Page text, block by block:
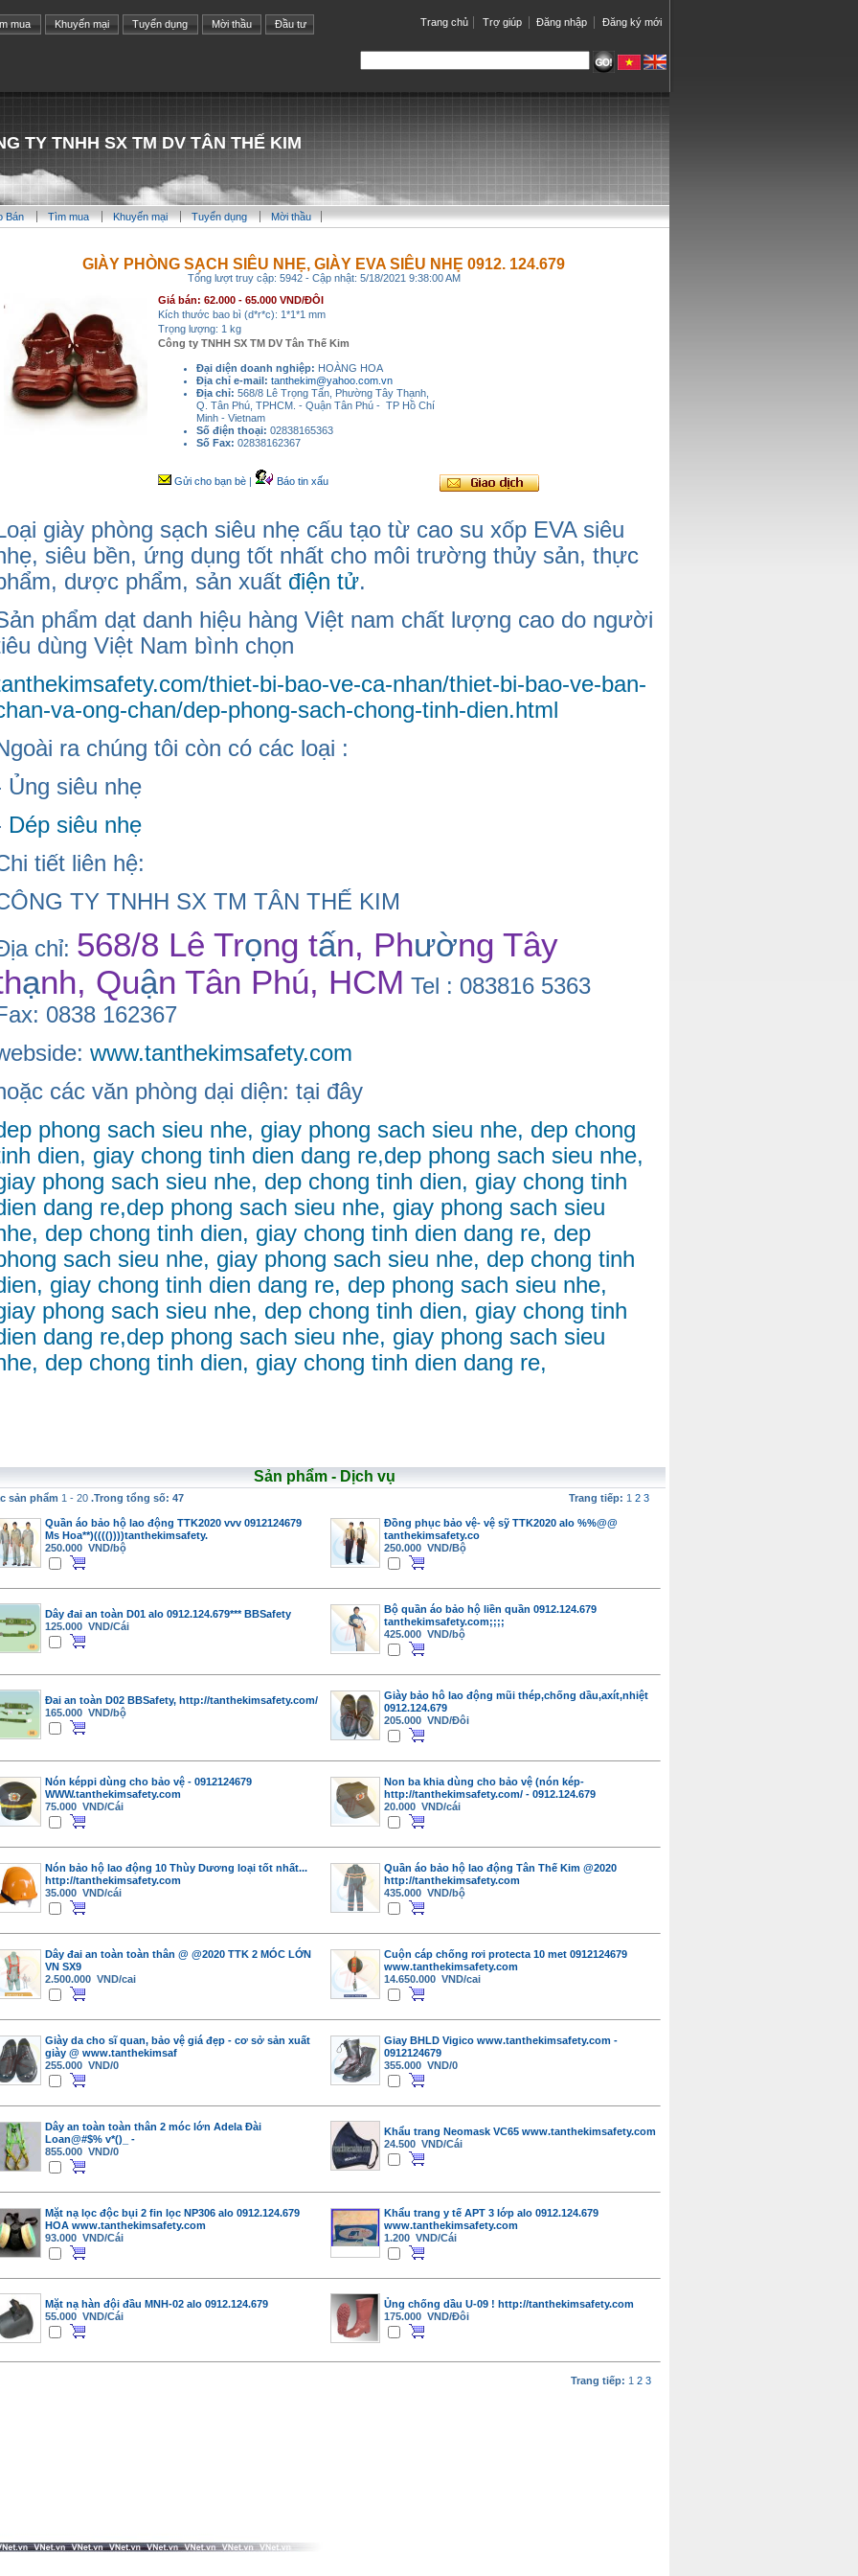
Trang chủ Trợ giúp Đăng nhập Đăng ký mới
mua Khuyến mại Tuyển dụng Mời thầu Đầu tư
TY TNHH SX TM DV TÂN THẾ KIM
Bán Tìm mua Khuyến mại Tuyển dụng Mời thầu
GIÀY PHÒNG SẠCH SIÊU NHẸ, GIÀY EVA SIÊU NHẸ 0912. 124.679
Tổng lượt truy cập: 5942 - Cập nhật: 5/18/2021 9:38:00 AM
Giá bán: 62.000 - 65.000 VND/ĐÔI
Kích thước bao bì (d*r*c): 1*1*1 mm
Trọng lượng: 1 kg
Công ty TNHH SX TM DV Tân Thế Kim
Đại diện doanh nghiệp: HOÀNG HOA
Địa chỉ e-mail: tanthekim@yahoo.com.vn
Địa chỉ: 568/8 Lê Trọng Tấn, Phường Tây Thạnh,
Q. Tân Phú, TPHCM. - Quận Tân Phú - TP Hồ Chí
Minh - Vietnam
Số điện thoại: 02838165363
Số Fax: 02838162367
Gửi cho bạn bè Báo tin xấu
giày phòng sạch siêu nhẹ cấu tạo từ cao su xốp EVA siêu
siêu bền, ứng dụng tốt nhất cho môi trường thủy sản, thực
dược phẩm, sản xuất điện tử.
phẩm dạt danh hiệu hàng Việt nam chất lượng cao do người
dùng Việt Nam bình chọn
thiet-bi-bao-ve-ca-nhan/thiet-bi-bao-ve-ban-
va-ong-chan/dep-phong-sach-chong-tinh-dien.html
ra chúng tôi còn có các loại :
Ủng siêu nhẹ
Dép siêu nhẹ
tiết liên hệ:
TY TNHH SX TM TÂN THẾ KIM
chỉ: 568/8 Lê Trọng tấn, Phường Tây
ạnh, Quận Tân Phú, HCM Tel : 083816 5363
0838 162367
www.tanthekimsafety.com
các văn phòng dại diện: tại đây
phong sach sieu nhe, giay phong sach sieu nhe, dep chong
dien, giay chong tinh dien dang re,dep phong sach sieu nhe,
phong sach sieu nhe, dep chong tinh dien, giay chong tinh
dang re,dep phong sach sieu nhe, giay phong sach sieu
dep chong tinh dien, giay chong tinh dien dang re, dep
sach sieu nhe, giay phong sach sieu nhe, dep chong tinh
giay chong tinh dien dang re, dep phong sach sieu nhe,
phong sach sieu nhe, dep chong tinh dien, giay chong tinh
dang re,dep phong sach sieu nhe, giay phong sach sieu
dep chong tinh dien, giay chong tinh dien dang re,
Sản phẩm - Dịch vụ
sản phẩm 1 - 20 .Trong tổng số: 47 Trang tiếp: 1 2 3
Quần áo bảo hộ lao động TTK2020 vvv 0912124679
Ms Hoa**)(((())))tanthekimsafety.
250.000 VND/bộ
Đồng phục bảo vệ- vệ sỹ TTK2020 alo %%@@
tanthekimsafety.co
250.000 VND/Bộ
Dây đai an toàn D01 alo 0912.124.679*** BBSafety
125.000 VND/Cái
Bộ quần áo bảo hộ liền quần 0912.124.679
tanthekimsafety.com;;;;
425.000 VND/bộ
Đai an toàn D02 BBSafety, http://tanthekimsafety.com/
165.000 VND/bộ
Giày bảo hô lao động mũi thép,chống dầu,axít,nhiệt
0912.124.679
205.000 VND/Đôi
Nón képpi dùng cho bảo vệ - 0912124679
WWW.tanthekimsafety.com
75.000 VND/Cái
Non ba khia dùng cho bảo vệ (nón kép-
http://tanthekimsafety.com/ - 0912.124.679
20.000 VND/cái
Nón bảo hộ lao động 10 Thùy Dương loại tốt nhất...
http://tanthekimsafety.com
35.000 VND/cái
Quần áo bảo hộ lao động Tân Thế Kim @2020
http://tanthekimsafety.com
435.000 VND/bộ
Dây đai an toàn toàn thân @ @2020 TTK 2 MÓC LỚN
VN SX9
2.500.000 VND/cai
Cuộn cáp chống rơi protecta 10 met 0912124679
www.tanthekimsafety.com
14.650.000 VND/cai
Giày da cho sĩ quan, bảo vệ giá đẹp - cơ sở sản xuất
giày @ www.tanthekimsaf
255.000 VND/0
Giay BHLD Vigico www.tanthekimsafety.com -
0912124679
355.000 VND/0
Dây an toàn toàn thân 2 móc lớn Adela Đài
Loan@#$% v*()_ -
855.000 VND/0
Khẩu trang Neomask VC65 www.tanthekimsafety.com
24.500 VND/Cái
Mặt nạ lọc độc bụi 2 fin lọc NP306 alo 0912.124.679
HOA www.tanthekimsafety.com
93.000 VND/Cái
Khẩu trang y tế APT 3 lớp alo 0912.124.679
www.tanthekimsafety.com
1.200 VND/Cái
Mặt nạ hàn đội đầu MNH-02 alo 0912.124.679
55.000 VND/Cái
Ủng chống dầu U-09 ! http://tanthekimsafety.com
175.000 VND/Đôi
Trang tiếp: 1 2 3